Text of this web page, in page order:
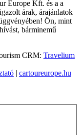
Europe Kft. és a a
árak, árajánlatok
Ön, mint
bárminemű
CRM: Travelium
| cartoureurope.hu